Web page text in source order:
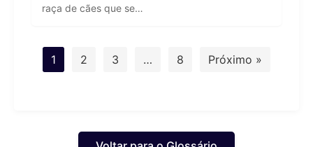
raça de cães que se…
1 2 3 … 8 Próximo »